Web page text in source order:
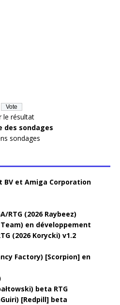
le résultat
des sondages
sondages
BV et Amiga Corporation
RTG (2026 Raybeez)
en développement
(2026 Korycki) v1.2
Factory) [Scorpion] en
beta RTG
[Redpill] beta